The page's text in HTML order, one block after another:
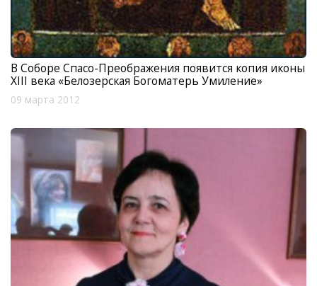
В Соборе Спасо-Преображения появится копия иконы
XIII века «Белозерская Богоматерь Умиление»
09 марта 2012